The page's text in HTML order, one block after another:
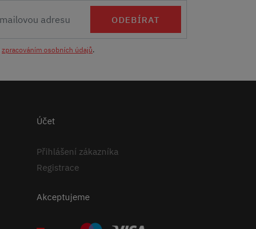
ODEBÍRAT
zpracováním osobních údajů.
Účet
Přihlášení zákazníka
Registrace
Akceptujeme